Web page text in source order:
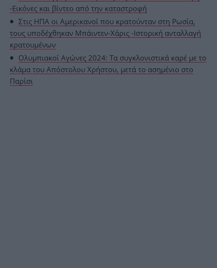
-Εικόνες και βίντεο από την καταστροφή
Στις ΗΠΑ οι Αμερικανοί που κρατούνταν στη Ρωσία,
τους υποδέχθηκαν Μπάιντεν-Χάρις -Ιστορική ανταλλαγή
κρατουμένων
Ολυμπιακοί Αγώνες 2024: Τα συγκλονιστικά καρέ με το
κλάμα του Απόστολου Χρήστου, μετά το ασημένιο στο
Παρίσι